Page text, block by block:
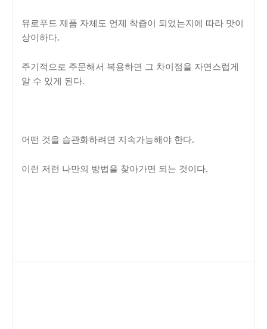
유로푸드 제품 자체도 언제 착즙이 되었는지에 따라 맛이
상이하다.
주기적으로 주문해서 복용하면 그 차이점을 자연스럽게
알 수 있게 된다.
어떤 것을 습관화하려면 지속가능해야 한다.
이런 저런 나만의 방법을 찾아가면 되는 것이다.